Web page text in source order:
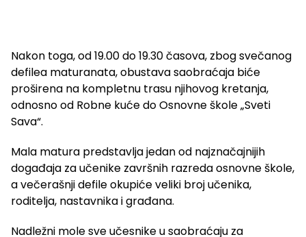
Nakon toga, od 19.00 do 19.30 časova, zbog svečanog
defilea maturanata, obustava saobraćaja biće
proširena na kompletnu trasu njihovog kretanja,
odnosno od Robne kuće do Osnovne škole „Sveti
Sava“.
Mala matura predstavlja jedan od najznačajnijih
događaja za učenike završnih razreda osnovne škole,
a večerašnji defile okupiće veliki broj učenika,
roditelja, nastavnika i građana.
Nadležni mole sve učesnike u saobraćaju za